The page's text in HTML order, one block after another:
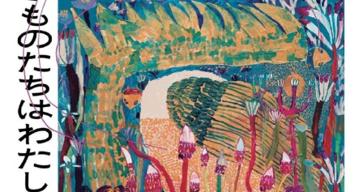
首
页
资
讯
平
面